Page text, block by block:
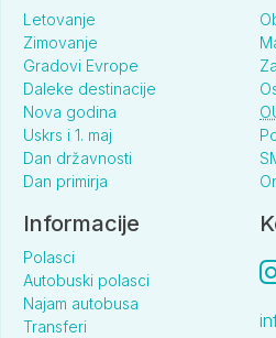
Letovanje
Zimovanje
Gradovi Evrope
Daleke destinacije
Nova godina
Uskrs i 1. maj
Dan državnosti
Dan primirja
Informacije
Polasci
Autobuski polasci
Najam autobusa
Transferi